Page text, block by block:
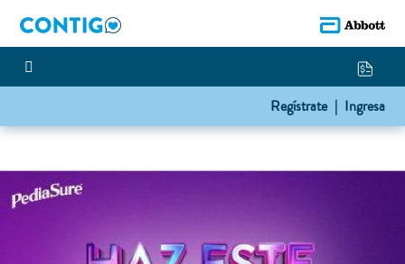
Regístrate | Ingresa